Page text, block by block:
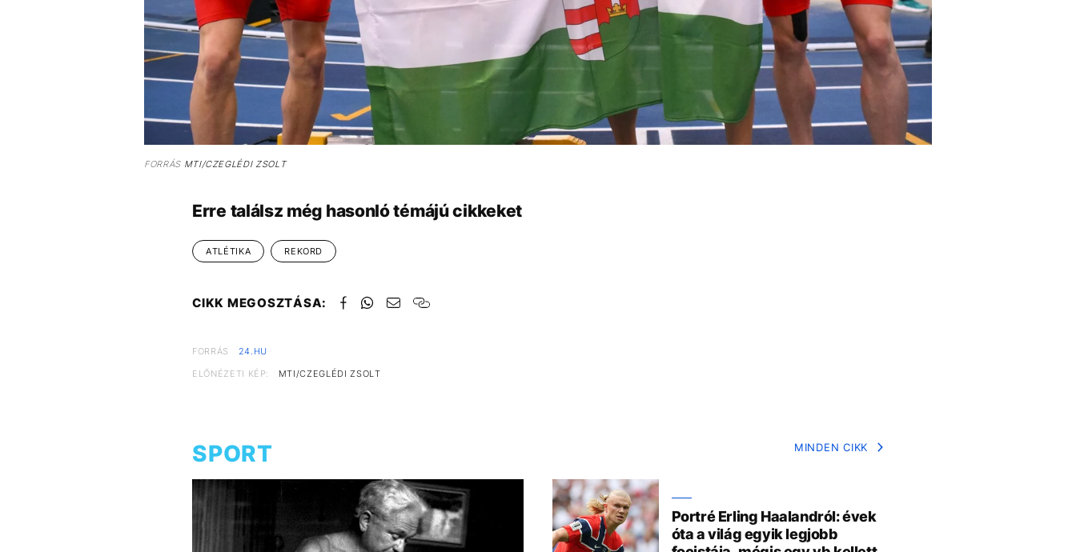
FORRÁSMTI/CZEGLÉDI ZSOLT
Erre találsz még hasonló témájú cikkeket
ATLÉTIKA REKORD
CIKK MEGOSZTÁSA:
FORRÁS
24.HU
ELŐNÉZETI KÉP:
MTI/CZEGLÉDI ZSOLT
SPORT MINDEN CIKK
Portré Erling Haalandról: évek
óta a világ egyik legjobb